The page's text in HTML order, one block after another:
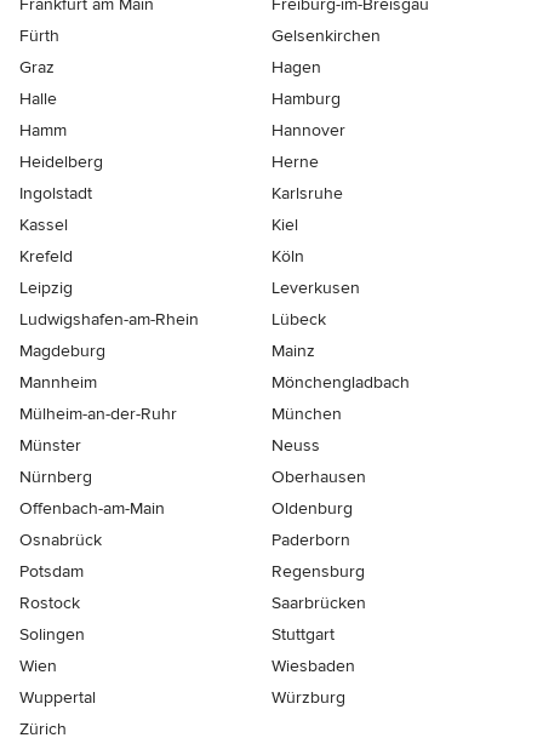
Frankfurt am Main
Freiburg-im-Breisgau
Fürth
Gelsenkirchen
Graz
Hagen
Halle
Hamburg
Hamm
Hannover
Heidelberg
Herne
Ingolstadt
Karlsruhe
Kassel
Kiel
Krefeld
Köln
Leipzig
Leverkusen
Ludwigshafen-am-Rhein
Lübeck
Magdeburg
Mainz
Mannheim
Mönchen­gladbach
Mülheim-an-der-Ruhr
München
Münster
Neuss
Nürnberg
Oberhausen
Offenbach-am-Main
Oldenburg
Osnabrück
Paderborn
Potsdam
Regensburg
Rostock
Saarbrücken
Solingen
Stuttgart
Wien
Wiesbaden
Wuppertal
Würzburg
Zürich